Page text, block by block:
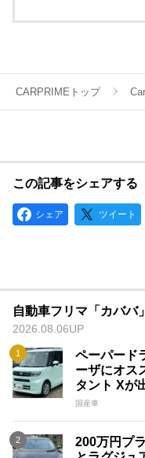
CARPRIMEトップ
この記事をシェアする
シェア ツイート
自動車フリマ「カババ
2026.08.06UP
ペーパード
ーザにオス
タント Xが
国産車
200万円プ